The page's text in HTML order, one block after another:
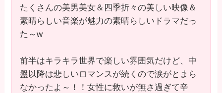
たくさんの美男美女＆四季折々の美しい映像＆
素晴らしい音楽が魅力の素晴らしいドラマだっ
た～w
前半はキラキラ世界で楽しい雰囲気だけど、中
盤以降は悲しいロマンスが続くので涙がとまら
なかったよ～！！女性に救いが無さ過ぎて辛